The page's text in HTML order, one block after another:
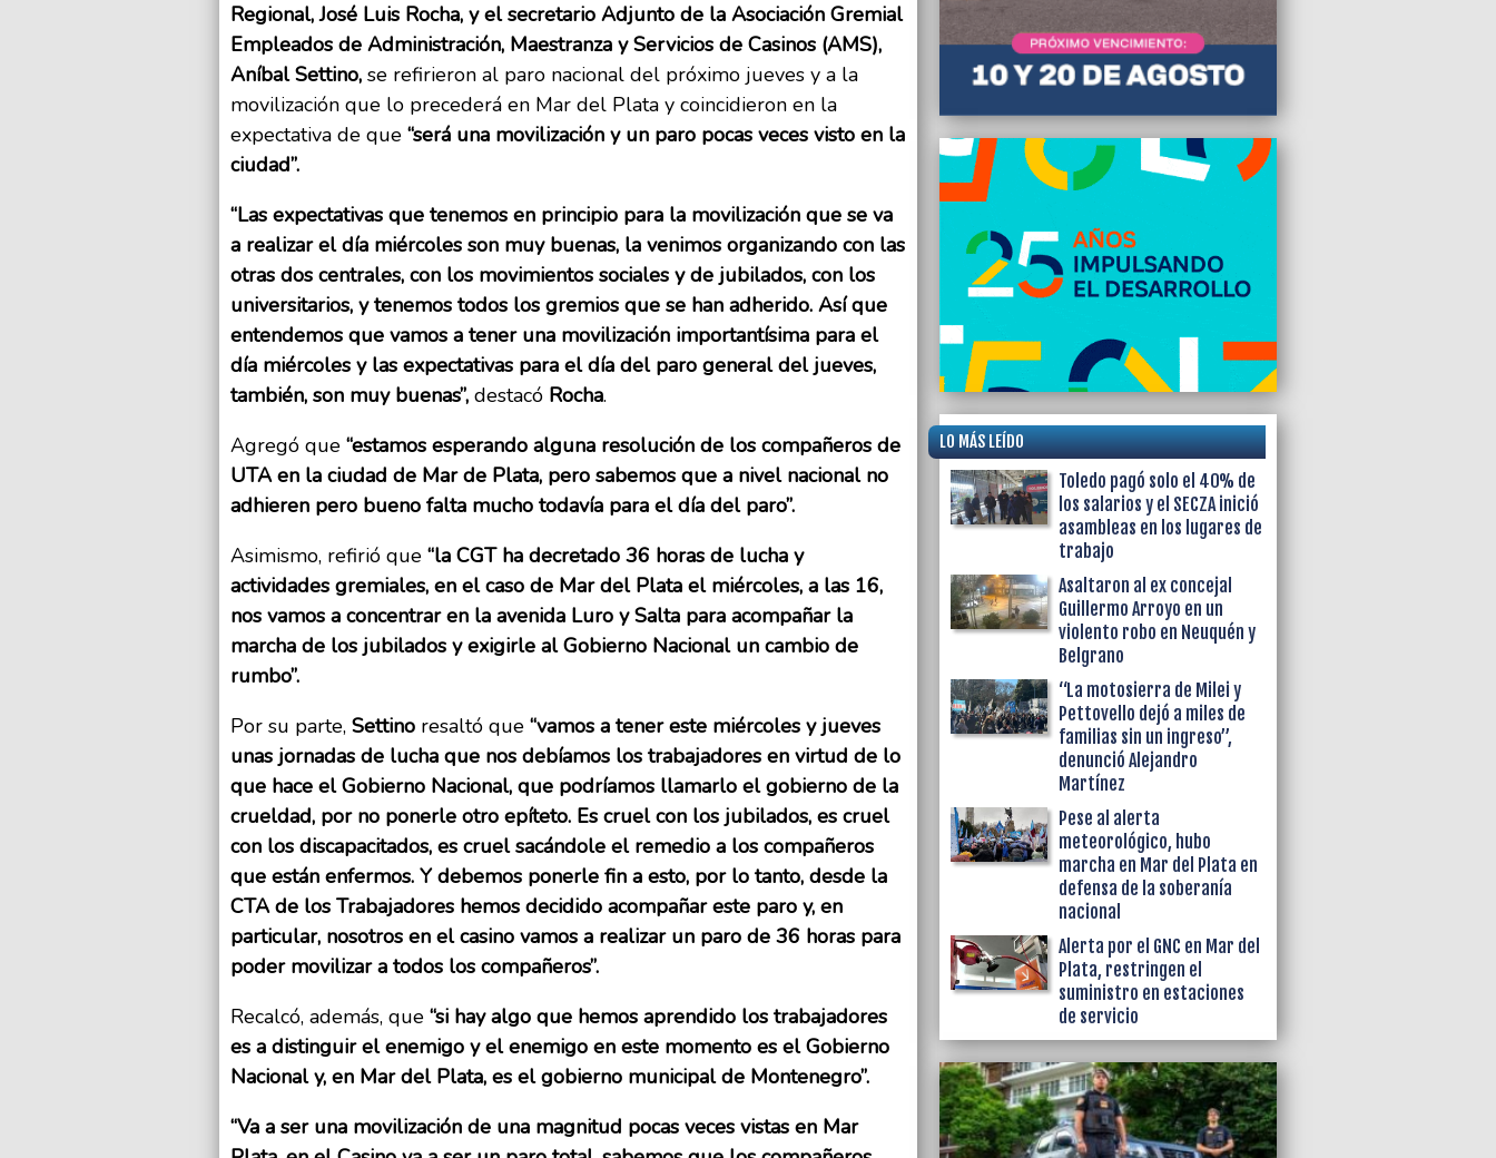
07/04/2025 12:23
La foto política del domingo, reunión entre
Guillermo Montenegro y Alejandro Carrancio
Regional, José Luis Rocha, y el secretario Adjunto de la Asociación Gremial
Empleados de Administración, Maestranza y Servicios de Casinos (AMS),
Aníbal Settino, se refirieron al paro nacional del próximo jueves y a la
movilización que lo precederá en Mar del Plata y coincidieron en la
expectativa de que “será una movilización y un paro pocas veces visto en la
ciudad”.
“Las expectativas que tenemos en principio para la movilización que se va
a realizar el día miércoles son muy buenas, la venimos organizando con las
otras dos centrales, con los movimientos sociales y de jubilados, con los
universitarios, y tenemos todos los gremios que se han adherido. Así que
entendemos que vamos a tener una movilización importantísima para el
día miércoles y las expectativas para el día del paro general del jueves,
también, son muy buenas”, destacó Rocha.
Agregó que “estamos esperando alguna resolución de los compañeros de
UTA en la ciudad de Mar de Plata, pero sabemos que a nivel nacional no
adhieren pero bueno falta mucho todavía para el día del paro”.
Asimismo, refirió que “la CGT ha decretado 36 horas de lucha y
actividades gremiales, en el caso de Mar del Plata el miércoles, a las 16,
nos vamos a concentrar en la avenida Luro y Salta para acompañar la
marcha de los jubilados y exigirle al Gobierno Nacional un cambio de
rumbo”.
Por su parte, Settino resaltó que “vamos a tener este miércoles y jueves
unas jornadas de lucha que nos debíamos los trabajadores en virtud de lo
que hace el Gobierno Nacional, que podríamos llamarlo el gobierno de la
crueldad, por no ponerle otro epíteto. Es cruel con los jubilados, es cruel
con los discapacitados, es cruel sacándole el remedio a los compañeros
que están enfermos. Y debemos ponerle fin a esto, por lo tanto, desde la
CTA de los Trabajadores hemos decidido acompañar este paro y, en
particular, nosotros en el casino vamos a realizar un paro de 36 horas para
poder movilizar a todos los compañeros”.
Recalcó, además, que “si hay algo que hemos aprendido los trabajadores
es a distinguir el enemigo y el enemigo en este momento es el Gobierno
Nacional y, en Mar del Plata, es el gobierno municipal de Montenegro”.
“Va a ser una movilización de una magnitud pocas veces vistas en Mar
LO MÁS LEÍDO
Toledo pagó solo el 40% de
los salarios y el SECZA inició
asambleas en los lugares de
trabajo
Asaltaron al ex concejal
Guillermo Arroyo en un
violento robo en Neuquén y
Belgrano
“La motosierra de Milei y
Pettovello dejó a miles de
familias sin un ingreso”,
denunció Alejandro
Martínez
Pese al alerta
meteorológico, hubo
marcha en Mar del Plata en
defensa de la soberanía
nacional
Alerta por el GNC en Mar del
Plata, restringen el
suministro en estaciones
de servicio